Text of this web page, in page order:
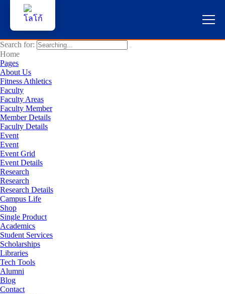
Search for:
Home
Pages
About Us
Fitness Athletics
Faculty
Faculty Areas
Faculty Member
Member Details
Faculty Details
Event
Event
Event Grid
Event Details
Research
Research
Research Details
Campus Life
Shop
Single Product
Academics
Student Services
Scholarships
Libraries
Tech Tools
Alumni
Blog
Contact
หน้าแรก
ผู้สนใจสมัครเรียน
บริการนักศึกษา
คณาจารย์และบุคลากร
บุคคลทั่วไป
ภาษาไทย